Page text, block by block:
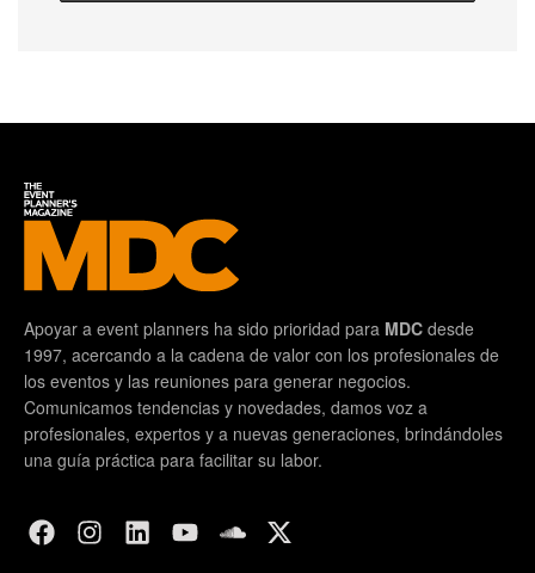
Apoyar a event planners ha sido prioridad para MDC desde
1997, acercando a la cadena de valor con los profesionales de
los eventos y las reuniones para generar negocios.
Comunicamos tendencias y novedades, damos voz a
profesionales, expertos y a nuevas generaciones, brindándoles
una guía práctica para facilitar su labor.